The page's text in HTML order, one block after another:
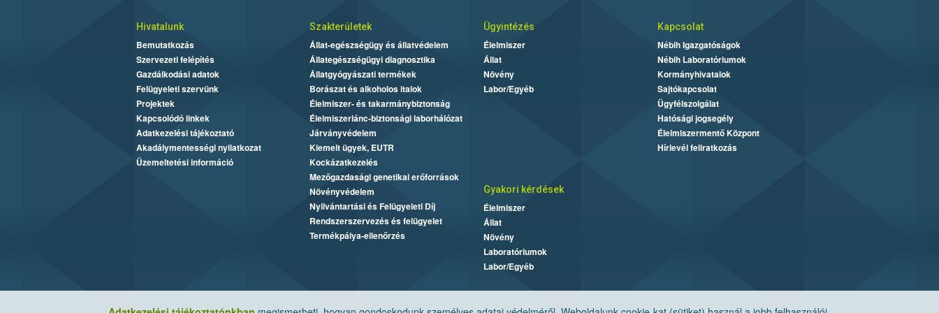
Hivatalunk
Bemutatkozás
Szervezeti felépítés
Gazdálkodási adatok
Felügyeleti szervünk
Projektek
Kapcsolódó linkek
Adatkezelési tájékoztató
Akadálymentességi nyilatkozat
Üzemeltetési információ
Szakterületek
Állat-egészségügy és állatvédelem
Állategészségügyi diagnosztika
Állatgyógyászati termékek
Borászat és alkoholos italok
Élelmiszer- és takarmánybiztonság
Élelmiszerlánc-biztonsági laborhálózat
Járványvédelem
Kiemelt ügyek, EUTR
Kockázatkezelés
Mezőgazdasági genetikai erőforrások
Növényvédelem
Nyilvántartási és Felügyeleti Díj
Rendszerszervezés és felügyelet
Termékpálya-ellenőrzés
Ügyintézés
Élelmiszer
Állat
Növény
Labor/Egyéb
Kapcsolat
Nébih Igazgatóságok
Nébih Laboratóriumok
Kormányhivatalok
Sajtókapcsolat
Ügyfélszolgálat
Hatósági jogsegély
Élelmiszermentő Központ
Hírlevél feliratkozás
Gyakori kérdések
Élelmiszer
Állat
Növény
Laboratóriumok
Labor/Egyéb